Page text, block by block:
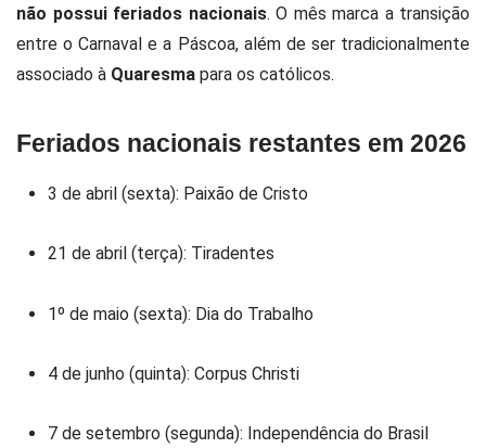
não possui feriados nacionais. O mês marca a transição
entre o Carnaval e a Páscoa, além de ser tradicionalmente
associado à Quaresma para os católicos.
Feriados nacionais restantes em 2026
3 de abril (sexta): Paixão de Cristo
21 de abril (terça): Tiradentes
1º de maio (sexta): Dia do Trabalho
4 de junho (quinta): Corpus Christi
7 de setembro (segunda): Independência do Brasil